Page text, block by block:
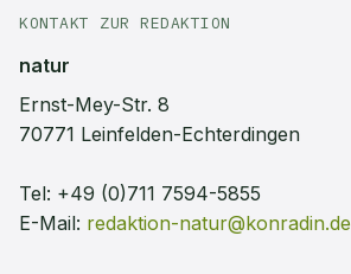
KONTAKT ZUR REDAKTION
natur
Ernst-Mey-Str. 8
70771 Leinfelden-Echterdingen
Tel: +49 (0)711 7594-5855
E-Mail: redaktion-natur@konradin.de